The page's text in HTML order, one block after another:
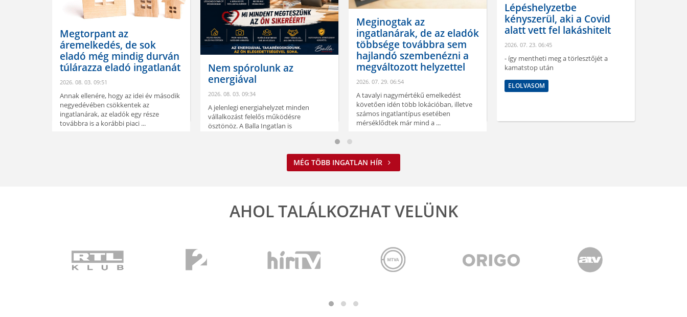
Megtorpant az
áremelkedés, de sok
eladó még mindig durván
túlárazza eladó ingatlanát
2026. 08. 03. 09:51
Annak ellenére, hogy az idei év második
negyedévében csökkentek az
ingatlanárak, az eladók egy része
továbbra is a korábbi piaci ...
Nem spórolunk az
energiával
2026. 08. 03. 09:34
A jelenlegi energiahelyzet minden
vállalkozást felelős működésre
ösztönöz. A Balla Ingatlan is
Meginogtak az
ingatlanárak, de az eladók
többsége továbbra sem
hajlandó szembenézni a
megváltozott helyzettel
2026. 07. 29. 06:54
A tavalyi nagymértékű emelkedést
követően idén több lokációban, illetve
számos ingatlantípus esetében
mérséklődtek már mind a ...
Lépéshelyzetbe
kényszerül, aki a Covid
alatt vett fel lakáshitelt
2026. 07. 23. 06:45
- így mentheti meg a törlesztőjét a
kamatstop után
ELOLVASOM
MÉG TÖBB INGATLAN HÍR
AHOL TALÁLKOZHAT VELÜNK